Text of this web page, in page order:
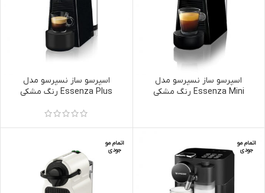
اسپرسو ساز نسپرسو مدل
Essenza Mini رنگ مشکی
اسپرسو ساز نسپرسو مدل
Essenza Plus رنگ مشکی
اتمام مو
جودی
اتمام مو
جودی